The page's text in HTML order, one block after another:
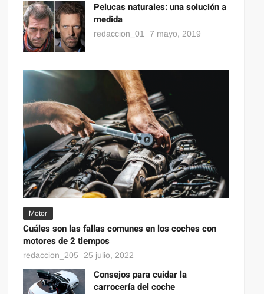
Pelucas naturales: una solución a
medida
redaccion_01 7 mayo, 2019
Motor
Cuáles son las fallas comunes en los coches con
motores de 2 tiempos
redaccion_205 25 julio, 2022
Consejos para cuidar la
carrocería del coche